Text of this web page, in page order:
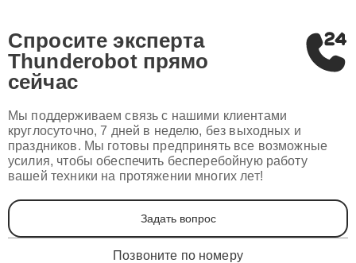
Спросите эксперта
Thunderobot прямо
сейчас
Мы поддерживаем связь с нашими клиентами
круглосуточно, 7 дней в неделю, без выходных и
праздников. Мы готовы предпринять все возможные
усилия, чтобы обеспечить бесперебойную работу
вашей техники на протяжении многих лет!
Задать вопрос
Позвоните по номеру